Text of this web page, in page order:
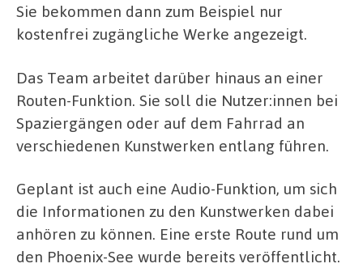
Sie bekommen dann zum Beispiel nur
kostenfrei zugängliche Werke angezeigt.
Das Team arbeitet darüber hinaus an einer
Routen-Funktion. Sie soll die Nutzer:innen bei
Spaziergängen oder auf dem Fahrrad an
verschiedenen Kunstwerken entlang führen.
Geplant ist auch eine Audio-Funktion, um sich
die Informationen zu den Kunstwerken dabei
anhören zu können. Eine erste Route rund um
den Phoenix-See wurde bereits veröffentlicht.